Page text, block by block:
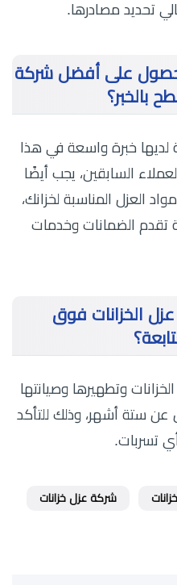
تحديد مصادرها.
على أفضل شركة
بالخبر؟
لديها خبرة واسعة في هذا
السابقين، يجب أيضًا
العزل المناسبة لخزانك،
تقدم الضمانات وخدمات
الخزانات فوق
وتطهيرها وصيانتها
ستة أشهر، وذلك للتأكد
تسربات.
شركة عزل خزانات